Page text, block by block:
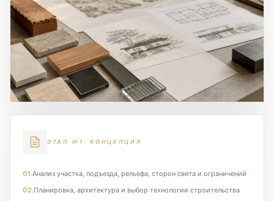
ЭТАП №1: КОНЦЕПЦИЯ
01.Анализ участка, подъезда, рельефа, сторон света и ограничений
02.Планировка, архитектура и выбор технологии строительства